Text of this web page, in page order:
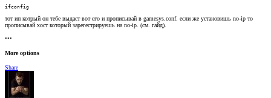
ifconfig
тот ип котрый он тебе выдаст вот его и прописывай в gamesys.conf. если же установишь no-ip то
прописывай хост который зарегестрируешь на no-ip. (см. гайд).
•••
More options
Share